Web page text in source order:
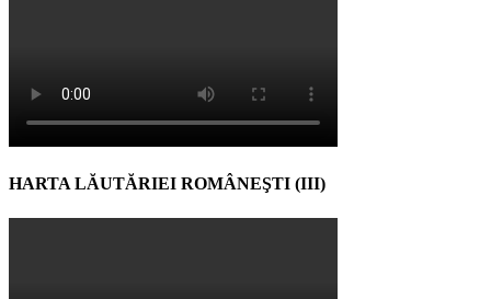
HARTA LĂUTĂRIEI ROMÂNEŞTI (III)